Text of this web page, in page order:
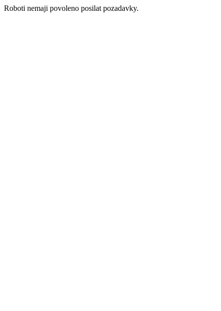
Roboti nemaji povoleno posilat pozadavky.